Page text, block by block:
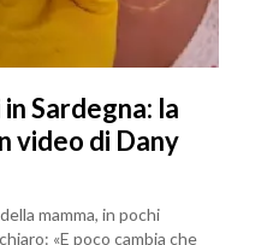
Sardegna: la
video di Dany
mamma, in pochi
«E poco cambia che